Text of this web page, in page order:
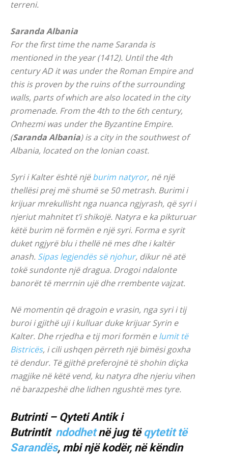
terreni.
Saranda Albania
For the first time the name Saranda is
mentioned in the year (1412). Until the 4th
century AD it was under the Roman Empire and
this is proven by the ruins of the surrounding
walls, parts of which are also located in the city
promenade. From the 4th to the 6th century,
Onhezmi was under the Byzantine Empire.
(Saranda Albania) is a city in the southwest of
Albania, located on the Ionian coast.
Syri i Kalter është njëburim natyror, në një
thellësi prej më shumë se 50 metrash. Burimi i
krijuar mrekullisht nga nuanca ngjyrash, që syri i
njeriut mahnitet t’i shikojë. Natyra e ka pikturuar
këtë burim në formën e një syri. Forma e syrit
duket ngjyrë blu i thellë në mes dhe i kaltër
anash. Sipas legjendës së njohur, dikur në atë
tokë sundonte një dragua. Drogoi ndalonte
banorët të merrnin ujë dhe rrembente vajzat.
Në momentin që dragoin e vrasin, nga syri i tij
buroi i gjithë uji i kulluar duke krijuar Syrin e
Kalter. Dhe rrjedha e tij mori formën elumit të
Bistricës, i cili ushqen përreth një bimësi goxha
të dendur. Të gjithë preferojnë të shohin diçka
magjike në këtë vend, ku natyra dhe njeriu vihen
në barazpeshë dhe lidhen ngushtë mes tyre.
Butrinti – Qyteti Antik i
Butrintit ndodhetnë jug tëqytetit të
Sarandës, mbi një kodër, në këndin